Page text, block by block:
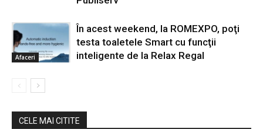
Afaceri
În acest weekend, la ROMEXPO, poţi
testa toaletele Smart cu funcţii
inteligente de la Relax Regal
CELE MAI CITITE